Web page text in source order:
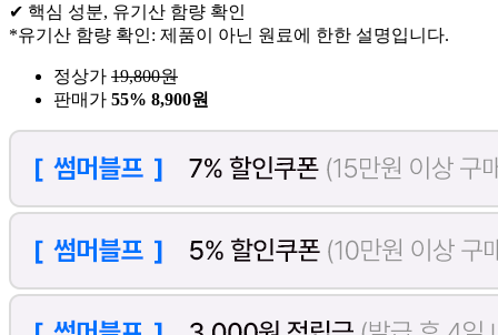
✔ 핵심 성분, 유기산 함량 확인
*유기산 함량 확인: 제품이 아닌 원료에 한한 설명입니다.
정상가 19,800원
판매가 55% 8,900원